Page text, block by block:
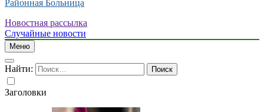
Районная Больница
Новостная рассылка
Случайные новости
Меню
Найти:
Заголовки